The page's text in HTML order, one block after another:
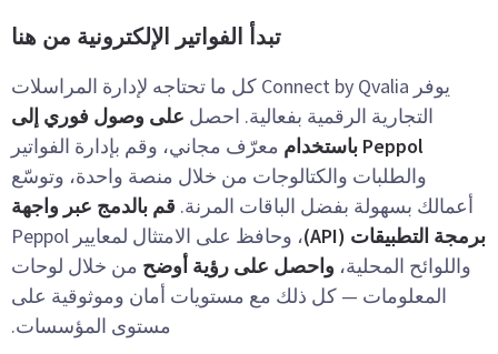
تبدأ الفواتير الإلكترونية من هنا
يوفر Connect by Qvalia كل ما تحتاجه لإدارة المراسلات
التجارية الرقمية بفعالية. احصل على وصول فوري إلى
Peppol باستخدام
معرّف مجاني، وقم بإدارة الفواتير
والطلبات والكتالوجات من خلال منصة واحدة، وتوسّع
أعمالك بسهولة بفضل الباقات المرنة.قم بالدمج عبر واجهة
برمجة التطبيقات (API)
، وحافظ على الامتثال لمعايير Peppol
واللوائح المحلية،واحصل على رؤية أوضحمن خلال لوحات
المعلومات — كل ذلك مع مستويات أمان وموثوقية على
مستوى المؤسسات.